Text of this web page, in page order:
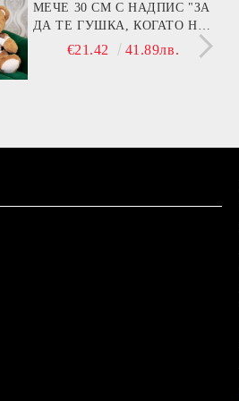
Витамин B (Beer)
€13.90 27.19лв.
МЕЧЕ 30 СМ С НАДПИС "ЗА
ДА ТЕ ГУШКА, КОГАТО НЕ
СЪМ ДО ТЕБ!"
€21.42 41.89лв.